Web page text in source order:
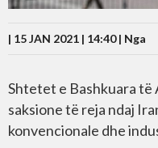
| 15 JAN 2021 | 14:40 | Nga
Shtetet e Bashkuara të
saksione të reja ndaj
konvencionale dhe